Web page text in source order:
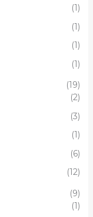
(1)
(1)
(1)
(1)
(19)
(2)
(3)
(1)
(6)
(12)
(9)
(1)